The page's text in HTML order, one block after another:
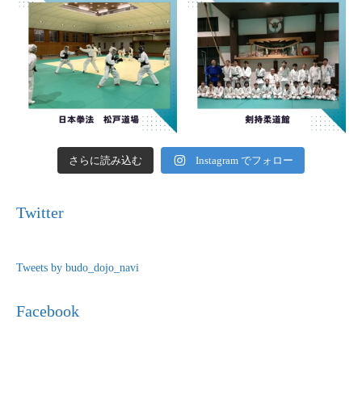
さらに読み込む Instagram でフォロー
Twitter
Tweets by budo_dojo_navi
Facebook